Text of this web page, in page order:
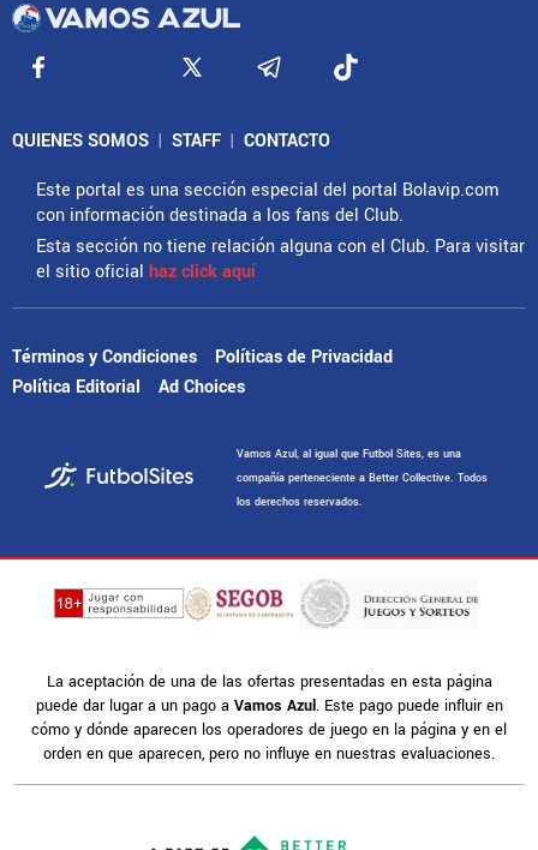
QUIENES SOMOS | STAFF | CONTACTO
Este portal es una sección especial del portal Bolavip.com
con información destinada a los fans del Club.
Esta sección no tiene relación alguna con el Club. Para visitar
el sitio oficial haz click aquí
Términos y Condiciones
Políticas de Privacidad
Política Editorial
Ad Choices
Vamos Azul, al igual que Futbol Sites, es una
compañía perteneciente a Better Collective. Todos
los derechos reservados.
La aceptación de una de las ofertas presentadas en esta página
puede dar lugar a un pago a Vamos Azul. Este pago puede influir en
cómo y dónde aparecen los operadores de juego en la página y en el
orden en que aparecen, pero no influye en nuestras evaluaciones.